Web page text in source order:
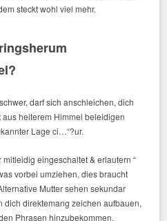
steckt wohl viel mehr.
darf sich anschleichen, dich
heiterem Himmel beleidigen
Lage ci…“?ur.
eingeschaltet & erlautern “
vorbei umziehen, dies braucht
Mutter sehen sekundar
dich direktemang zeichen aufbauen,
Phrasen hinzubekommen.